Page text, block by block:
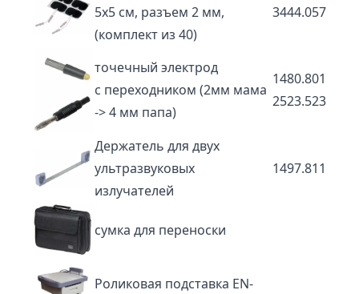
5х5 см, разъем 2 мм,
(комплект из 40)
3444.057
точечный электрод
с переходником (2мм мама
-> 4 мм папа)
1480.801
2523.523
Держатель для двух
ультразвуковых
излучателей
1497.811
сумка для переноски
Роликовая подставка EN-